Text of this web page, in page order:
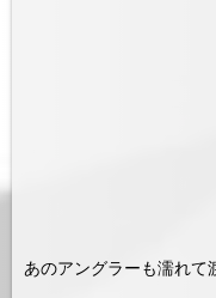
あのアングラーも濡れて